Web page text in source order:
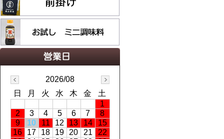
2026/08
日
月 火 水 木 金
土
1
2
3 4 5 6 7
8
9
10 11 12 13 14
15
16
17 18 19 20 21
22